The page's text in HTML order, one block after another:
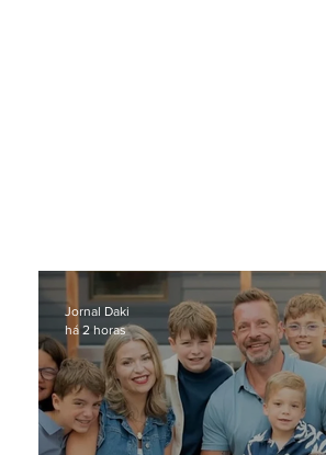
Jornal Daki
há 2 horas